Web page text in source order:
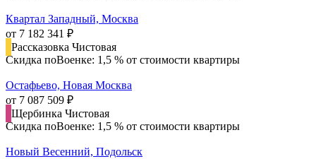
Квартал Западный, Москва
от 7 182 341 ₽
Рассказовка Чистовая
Скидка поВоенке: 1,5 % от стоимости квартиры
Остафьево, Новая Москва
от 7 087 509 ₽
Щербинка Чистовая
Скидка поВоенке: 1,5 % от стоимости квартиры
Новый Весенний, Подольск